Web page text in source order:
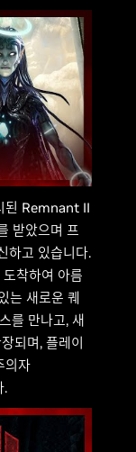
된 Remnant II
받았으며 프
하고 있습니다.
착하여 아름
는 새로운 퀘
를 만나고, 새
되며, 플레이
의자
.